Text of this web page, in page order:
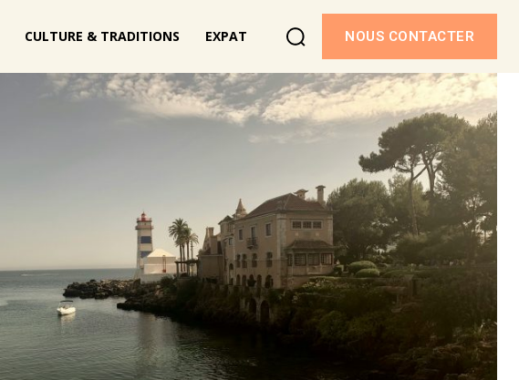
CULTURE & TRADITIONS EXPAT NOUS CONTACTER